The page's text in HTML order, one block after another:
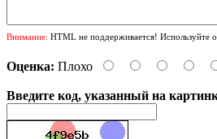
Внимание: HTML не поддерживается! Используйте
Оценка: Плохо
Введите код, указанный на